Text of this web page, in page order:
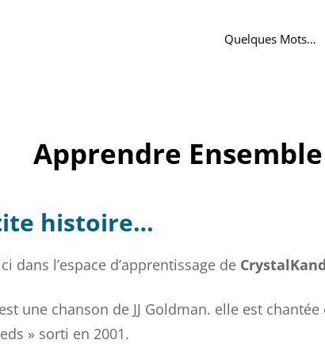
Quelques Mots…
Apprendre Ensemble
histoire…
dans l’espace d’apprentissage de
une chanson de JJ Goldman. elle est
» sorti en 2001.